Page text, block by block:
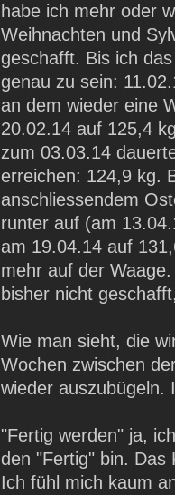
habe ich mehr oder
Weihnachten und
geschafft. Bis ich
genau zu sein:
an dem wieder eine
20.02.14 auf 125,4
zum 03.03.14
erreichen: 124,9 kg.
anschliessendem
runter auf (am
am 19.04.14 auf
mehr auf der
bisher nicht
Wie man sieht, die
Wochen zwischen
wieder auszubügeln.
"Fertig werden" ja,
den "Fertig" bin. Das
Ich fühl mich kaum